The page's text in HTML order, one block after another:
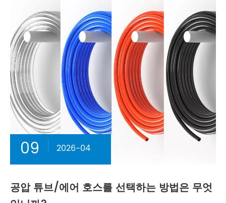
09 2026-04
공압 튜브/에어 호스를 선택하는 방법은 무엇